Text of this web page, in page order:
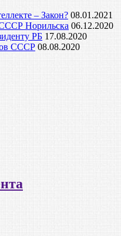
– Закон? 08.01.2021
Норильска 06.12.2020
РБ 17.08.2020
СССР 08.08.2020